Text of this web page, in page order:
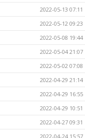
2022-05-13 07:11
2022-05-12 09:23
2022-05-08 19:44
2022-05-04 21:07
2022-05-02 07:08
2022-04-29 21:14
2022-04-29 16:55
2022-04-29 10:51
2022-04-27 09:31
2022-04-24 15:57